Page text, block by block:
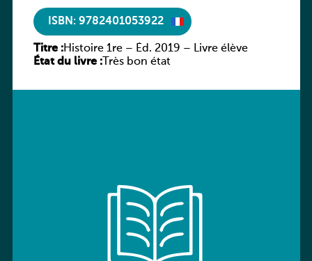
ISBN: 9782401053922
Titre :Histoire 1re – Éd. 2019 – Livre élève
État du livre :Très bon état